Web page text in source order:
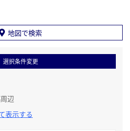
地図で検索
選択条件変更
辺
表示する